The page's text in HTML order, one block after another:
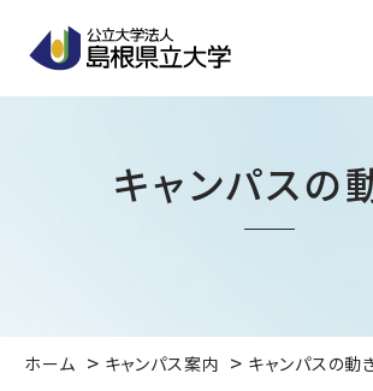
キャンパスの
ホーム キャンパス案内 キャンパスの動